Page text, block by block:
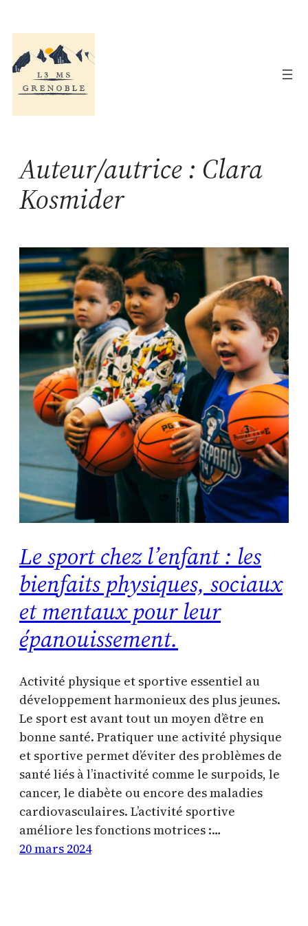
au
contenu
Auteur/autrice : Clara
Kosmider
Le sport chez l’enfant : les
bienfaits physiques, sociaux
et mentaux pour leur
épanouissement.
Activité physique et sportive essentiel au
développement harmonieux des plus jeunes.
Le sport est avant tout un moyen d’être en
bonne santé. Pratiquer une activité physique
et sportive permet d’éviter des problèmes de
santé liés à l’inactivité comme le surpoids, le
cancer, le diabète ou encore des maladies
cardiovasculaires. L’activité sportive
améliore les fonctions motrices :…
20 mars 2024